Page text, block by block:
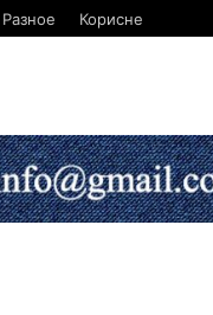
Разное Корисне